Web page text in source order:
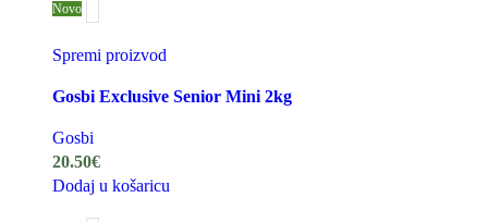
Novo
Spremi proizvod
Gosbi Exclusive Senior Mini 2kg
Gosbi
20.50€
Dodaj u košaricu